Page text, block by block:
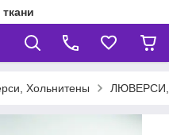
Хольнитены